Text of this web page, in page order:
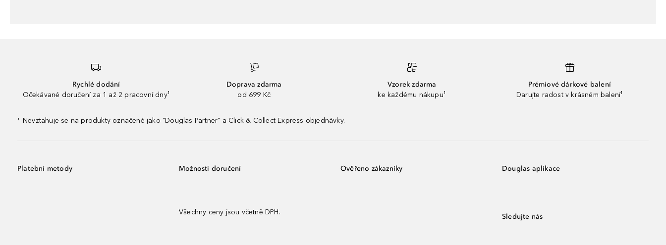
Rychlé dodání
Očekávané doručení za 1 až 2 pracovní dny¹
Doprava zdarma
od 699 Kč
Vzorek zdarma
ke každému nákupu¹
Prémiové dárkové balení
Darujte radost v krásném balení¹
¹ Nevztahuje se na produkty označené jako "Douglas Partner" a Click & Collect Express objednávky.
Platební metody Možnosti doručení
Všechny ceny jsou včetně DPH.
Ověřeno zákazníky Douglas aplikace
Sledujte nás